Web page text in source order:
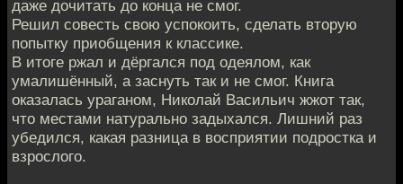
даже дочитать до конца не смог.
Решил совесть свою успокоить, сделать вторую
попытку приобщения к классике.
В итоге ржал и дёргался под одеялом, как
умалишённый, а заснуть так и не смог. Книга
оказалась ураганом, Николай Васильич жжот так,
что местами натурально задыхался. Лишний раз
убедился, какая разница в восприятии подростка и
взрослого.